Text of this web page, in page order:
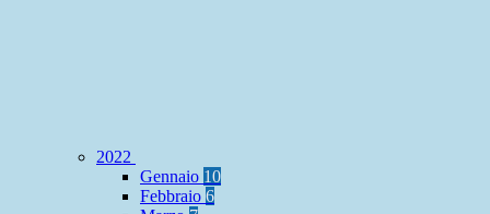
2022
Gennaio 10
Febbraio 6